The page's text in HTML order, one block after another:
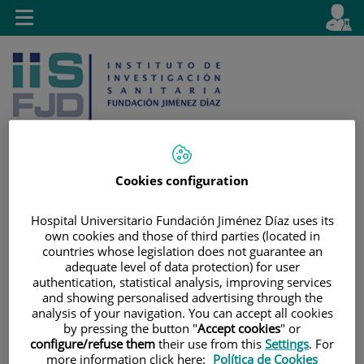
Saltar al contenido
contenido
activo
es
Toggle
navigation
Cookies configuration
Hospital Universitario Fundación Jiménez Díaz uses its
own cookies and those of third parties (located in
countries whose legislation does not guarantee an
adequate level of data protection) for user
authentication, statistical analysis, improving services
and showing personalised advertising through the
analysis of your navigation. You can accept all cookies
by pressing the button "Accept cookies" or
configure/refuse them their use from this Settings. For
more information click here: Política de Cookies